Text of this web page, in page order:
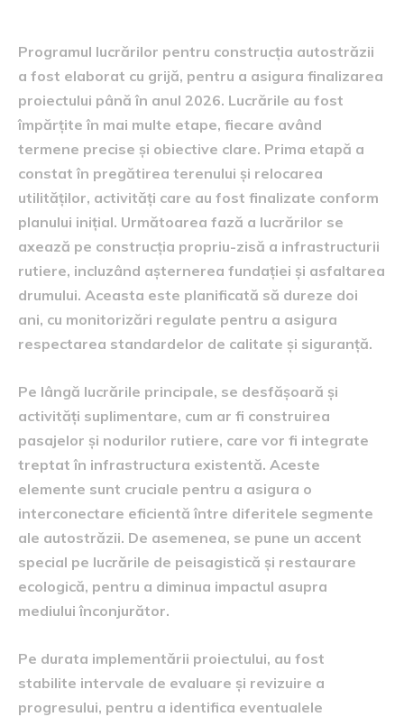
Programul lucrărilor pentru construcția autostrăzii
a fost elaborat cu grijă, pentru a asigura finalizarea
proiectului până în anul 2026. Lucrările au fost
împărțite în mai multe etape, fiecare având
termene precise și obiective clare. Prima etapă a
constat în pregătirea terenului și relocarea
utilităților, activități care au fost finalizate conform
planului inițial. Următoarea fază a lucrărilor se
axează pe construcția propriu-zisă a infrastructurii
rutiere, incluzând așternerea fundației și asfaltarea
drumului. Aceasta este planificată să dureze doi
ani, cu monitorizări regulate pentru a asigura
respectarea standardelor de calitate și siguranță.
Pe lângă lucrările principale, se desfășoară și
activități suplimentare, cum ar fi construirea
pasajelor și nodurilor rutiere, care vor fi integrate
treptat în infrastructura existentă. Aceste
elemente sunt cruciale pentru a asigura o
interconectare eficientă între diferitele segmente
ale autostrăzii. De asemenea, se pune un accent
special pe lucrările de peisagistică și restaurare
ecologică, pentru a diminua impactul asupra
mediului înconjurător.
Pe durata implementării proiectului, au fost
stabilite intervale de evaluare și revizuire a
progresului, pentru a identifica eventualele